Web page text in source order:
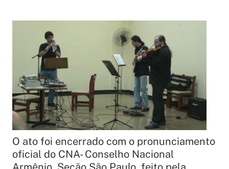
O ato foi encerrado com o pronunciamento
oficial do CNA- Conselho Nacional